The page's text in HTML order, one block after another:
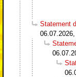
Statement